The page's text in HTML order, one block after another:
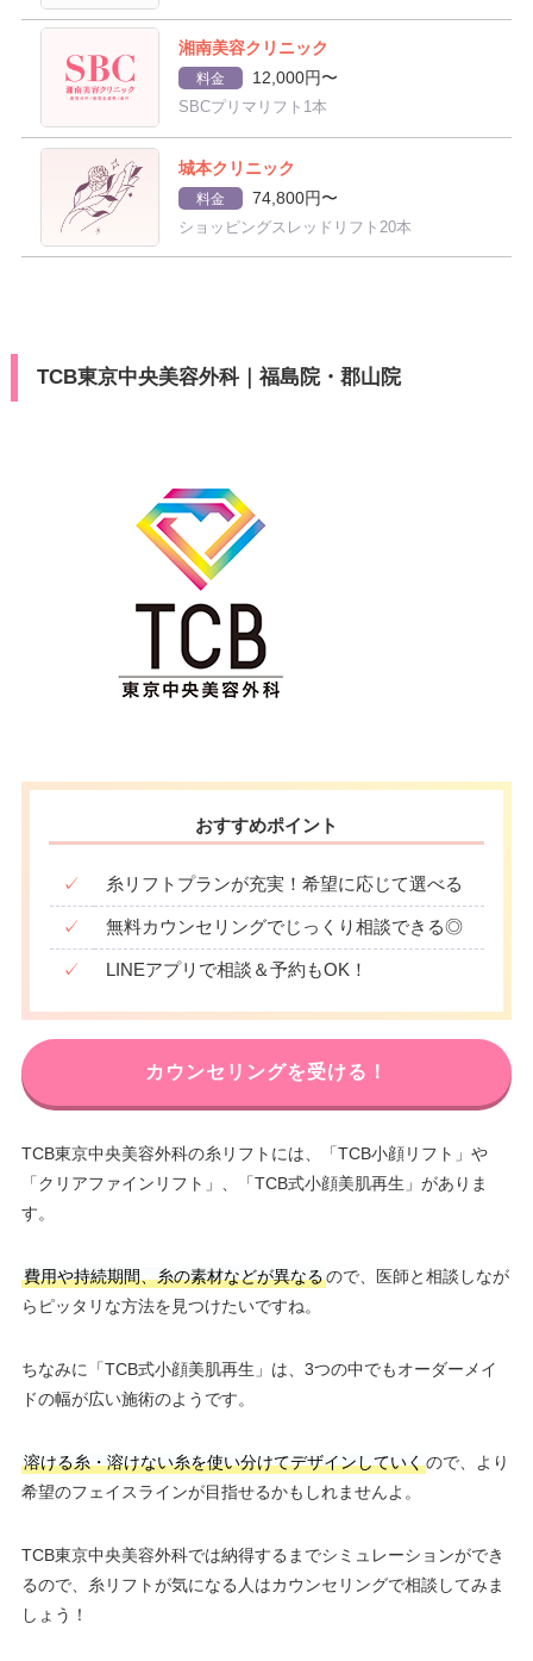
湘南美容クリニック
料金 12,000円〜
SBCプリマリフト1本
城本クリニック
料金 74,800円〜
ショッピングスレッドリフト20本
TCB東京中央美容外科｜福島院・郡山院
おすすめポイント
✓ 糸リフトプランが充実！希望に応じて選べる
✓ 無料カウンセリングでじっくり相談できる◎
✓ LINEアプリで相談＆予約もOK！
カウンセリングを受ける！
TCB東京中央美容外科の糸リフトには、「TCB小顔リフト」や
「クリアファインリフト」、「TCB式小顔美肌再生」がありま
す。
費用や持続期間、糸の素材などが異なるので、医師と相談しなが
らピッタリな方法を見つけたいですね。
ちなみに「TCB式小顔美肌再生」は、3つの中でもオーダーメイ
ドの幅が広い施術のようです。
溶ける糸・溶けない糸を使い分けてデザインしていくので、より
希望のフェイスラインが目指せるかもしれませんよ。
TCB東京中央美容外科では納得するまでシミュレーションができ
るので、糸リフトが気になる人はカウンセリングで相談してみま
しょう！